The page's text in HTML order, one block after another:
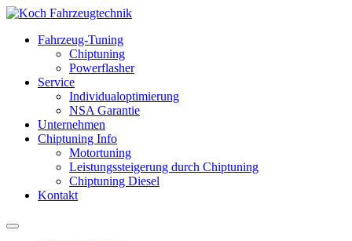
Fahrzeug-Tuning
Chiptuning
Powerflasher
Service
Individualoptimierung
NSA Garantie
Unternehmen
Chiptuning Info
Motortuning
Leistungssteigerung durch Chiptuning
Chiptuning Diesel
Kontakt